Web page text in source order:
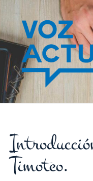
contenido
Timoteo.